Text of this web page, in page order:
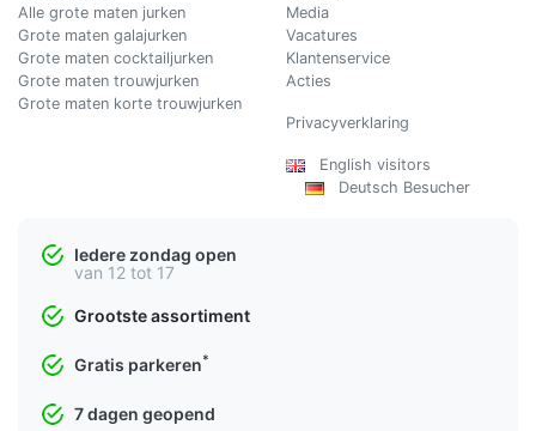
Alle grote maten jurken
Grote maten galajurken
Grote maten cocktailjurken
Grote maten trouwjurken
Grote maten korte trouwjurken
Media
Vacatures
Klantenservice
Acties
Privacyverklaring
English visitors
Deutsch Besucher
Iedere zondag open
van 12 tot 17
Grootste assortiment
Gratis parkeren*
7 dagen geopend